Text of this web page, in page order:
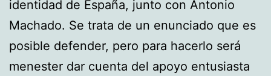
identidad de España, junto con Antonio
Machado. Se trata de un enunciado que es
posible defender, pero para hacerlo será
menester dar cuenta del apoyo entusiasta